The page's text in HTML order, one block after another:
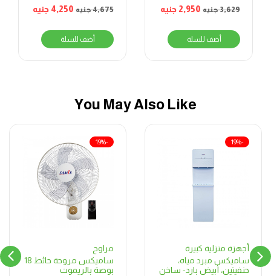
ساخن
3,629جنيه 2,950 جنيه
أضف للسلة
4,675جنيه 4,250 جنيه
أضف للسلة
You May Also Like
أجهزة منزلية كبيرة
ساميكس مبرد مياه،
حنفيتين، أبيض بارد- ساخن
-19%
مراوح
ساميكس مروحة حائط 18
بوصة بالريموت
-19%